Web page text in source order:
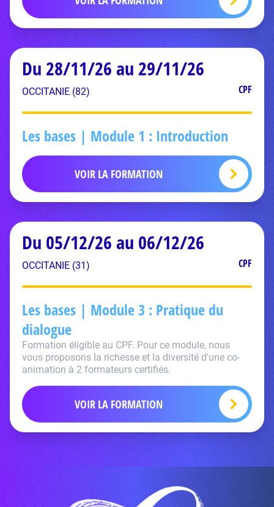
Du 28/11/26 au 29/11/26
OCCITANIE (82) CPF
Les bases | Module 1 : Introduction
VOIR LA FORMATION
Du 05/12/26 au 06/12/26
OCCITANIE (31) CPF
Les bases | Module 3 : Pratique du
dialogue
Formation éligible au CPF. Pour ce module, nous
vous proposons la richesse et la diversité d'une co-
animation à 2 formateurs certifiés.
VOIR LA FORMATION